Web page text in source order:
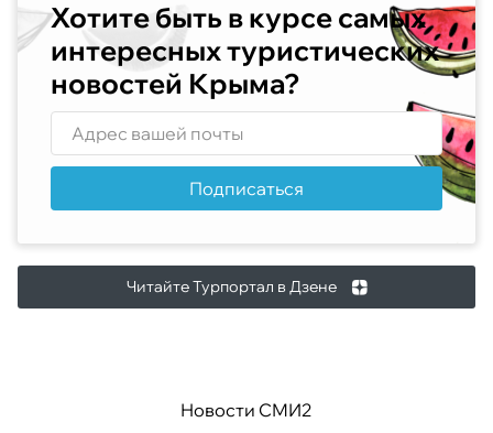
Хотите быть в курсе самых
интересных туристических
новостей Крыма?
Подписаться
Читайте Турпортал в Дзене
Новости СМИ2